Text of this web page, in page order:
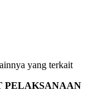
yang terkait
PELAKSANAAN